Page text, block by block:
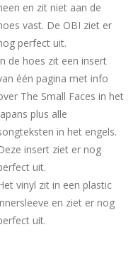
en zit niet aan de
vast. De OBI ziet er
perfect uit.
de hoes zit een insert
één pagina met info
The Small Faces in het
plus alle
in het engels.
insert ziet er nog
uit.
vinyl zit in een plastic
en ziet er nog
uit.